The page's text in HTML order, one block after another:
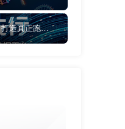
5月14日 智能时代 数据先行 解锁数据价值，打造真正跑的起来的智能数据平台